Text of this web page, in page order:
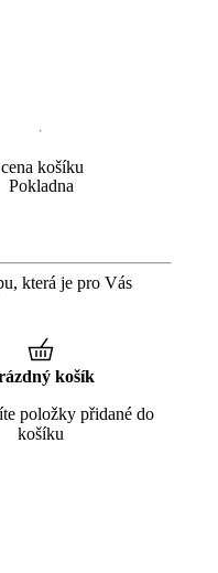
Aktuální cena košíku
košíku
Pokladna
která je pro Vás
košík
položky přidané do
košíku